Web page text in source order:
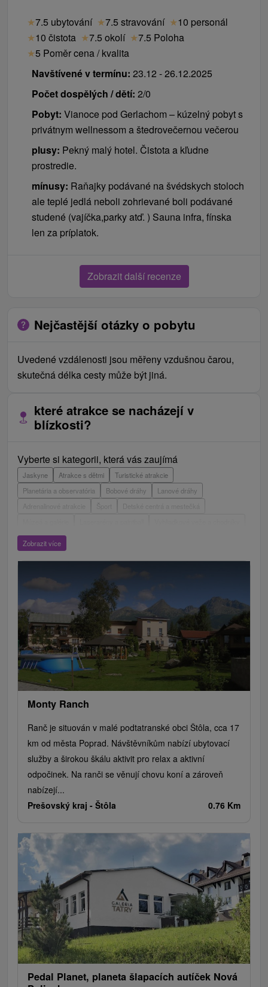
★7.5 ubytování ★7.5 stravování ★10 personál
★10 čistota ★7.5 okolí ★7.5 Poloha
★5 Poměr cena / kvalita
Navštívené v termínu: 23.12 - 26.12.2025
Počet dospělých / dětí: 2/0
Pobyt: Vianoce pod Gerlachom – kúzelný pobyt s
privátnym wellnessom a štedrovečernou večerou
plusy: Pekný malý hotel. Čistota a kľudne
prostredie.
mínusy: Raňajky podávané na švédskych stoloch
ale teplé jedlá neboli zohrievané boli podávané
studené (vajíčka,parky atď. ) Sauna infra, fínska
len za príplatok.
Zobrazit další recenze
Nejčastější otázky o pobytu
Uvedené vzdálenosti jsou měřeny vzdušnou čarou,
skutečná délka cesty může být jiná.
které atrakce se nacházejí v
blízkosti?
Vyberte si kategorii, která vás zaujímá
Jaskyne Atrakce s dětmi
Turistické atrakcie
Planetária a observatória
Bobové dráhy
Lanové dráhy
Adrenalinové atrakcie
Detské centrá a mestečká
ZOO a zvieracie farmy
Hrady, zámky, zrúcaniny
Jazerá, plesá, vodné nádrže
Technické pamiatky
Vodopády
Drevené kostolíky
Jazda na koni
Túry a turistické chodníky
Kaštiele Horské chaty
Divadlá
Sakrálne miesta
Plte, rafting, splavy
Architektonické stavby
Lyžiarske strediská
Golfové ihriská
Motokárové dráhy
Amfiteátre a kiná v prírode
Vínne cesty Cyklotrasy
Zobrazit více
Monty Ranch
Ranč je situován v malé podtatranské obci Štôla, cca 17
km od města Poprad. Návštěvníkům nabízí ubytovací
služby a širokou škálu aktivit pro relax a aktivní
odpočinek. Na ranči se věnují chovu koní a zároveň
nabízejí...
Prešovský kraj - Štôla 0.76 Km
Pedal Planet, planeta šlapacích autíček Nová